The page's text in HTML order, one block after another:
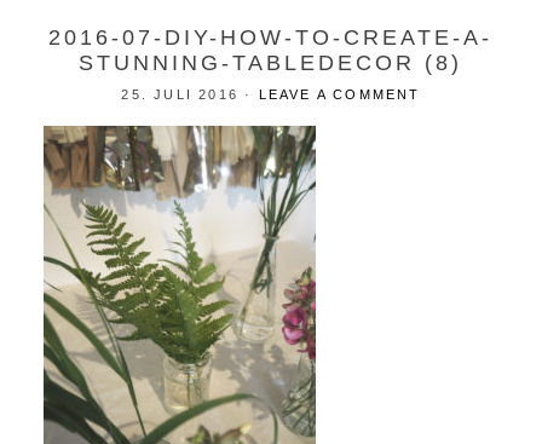
2016-07-DIY-HOW-TO-CREATE-A-
STUNNING-TABLEDECOR (8)
25. JULI 2016 · LEAVE A COMMENT